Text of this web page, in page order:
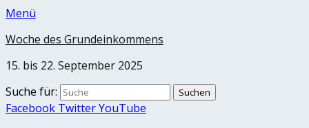
Menü
Woche des Grundeinkommens
15. bis 22. September 2025
Suche für:
Facebook TwitterYouTube